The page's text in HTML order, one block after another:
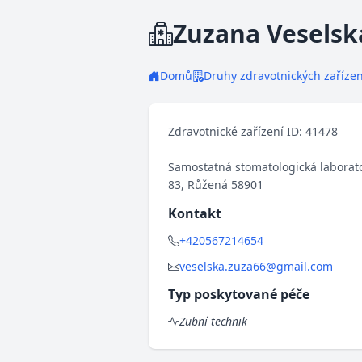
Zuzana
Domů Druhy zdravotnických
Zdravotnické zařízení ID: 41478
Samostatná stomatologická
83, Růžená 58901
Kontakt
+420567214654
veselska.zuza66@gmail.com
Typ poskytované péče
Zubní technik